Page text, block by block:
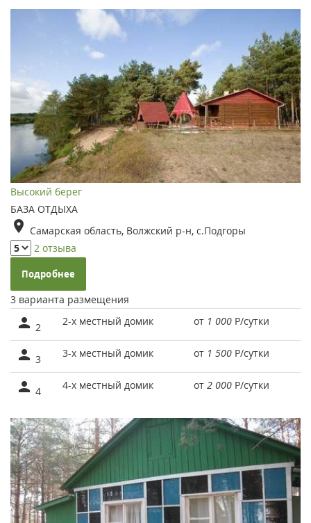
Высокий берег
БАЗА ОТДЫХА
Самарская область, Волжский р-н, с.Подгоры
2 отзыва
Подробнее
3 варианта размещения
2 2-х местный домик от 1 000 Р/сутки
3 3-х местный домик от 1 500 Р/сутки
4 4-х местный домик от 2 000 Р/сутки